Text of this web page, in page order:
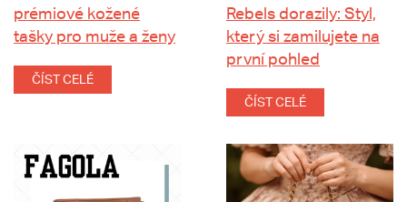
prémiové kožené
tašky pro muže a ženy
ČÍST CELÉ
Rebels dorazily: Styl,
který si zamilujete na
první pohled
ČÍST CELÉ